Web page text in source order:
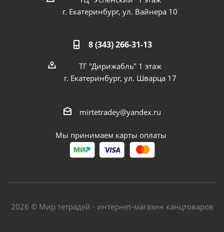
г. Екатеринбург, ул. Вайнера 10
8 (343) 266-31-13
ТГ "Дирижабль" 1 этаж
г. Екатеринбург, ул. Шварца 17
mirtetradey@yandex.ru
Мы принимаем карты оплаты
2026 © Мир тетрадей - интернет-магазин канцтоваров